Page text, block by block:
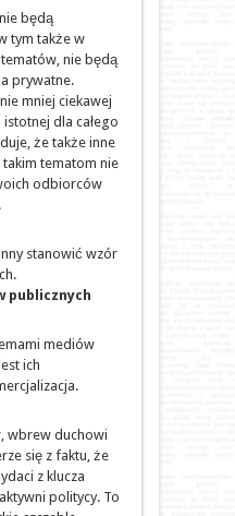
będą
tym także w
nie będą
prywatne.
mniej ciekawej
dla całego
że także inne
tematom nie
odbiorców
stanowić wzór
publicznych
mediów
ich
wbrew duchowi
się z faktu, że
z klucza
politycy. To